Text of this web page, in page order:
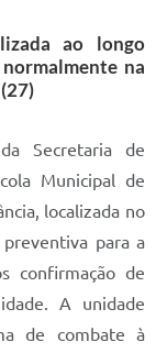
ao longo
na
Secretaria de
Municipal de
localizada no
preventiva para a
confirmação de
A unidade
de combate à